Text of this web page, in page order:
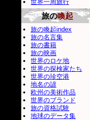
世界一周旅行
旅の喚起
旅の喚起index
旅の名言集
旅の書籍
旅の映画
世界のロケ地
世界の探検家たち
世界の珍空港
地名の諺
欧州の美術作品
世界のブランド
旅の資格試験
地球のデータ集